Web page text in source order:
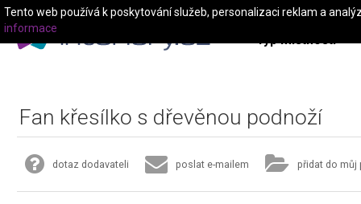
Typ místnosti
Fan křesílko s dřevěnou podnoží
dotaz dodavateli poslat e-mailem přidat do můj
Tento web používá k poskytování služeb, personalizaci reklam a
informace